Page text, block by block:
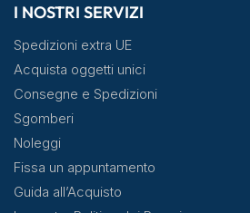
I NOSTRI SERVIZI
Spedizioni extra UE
Acquista oggetti unici
Consegne e Spedizioni
Sgomberi
Noleggi
Fissa un appuntamento
Guida all’Acquisto